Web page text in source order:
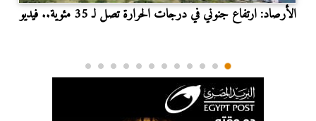
الأرصاد: ارتفاع جنوني في درجات الحرارة تصل لـ 35 مئوية.. فيديو